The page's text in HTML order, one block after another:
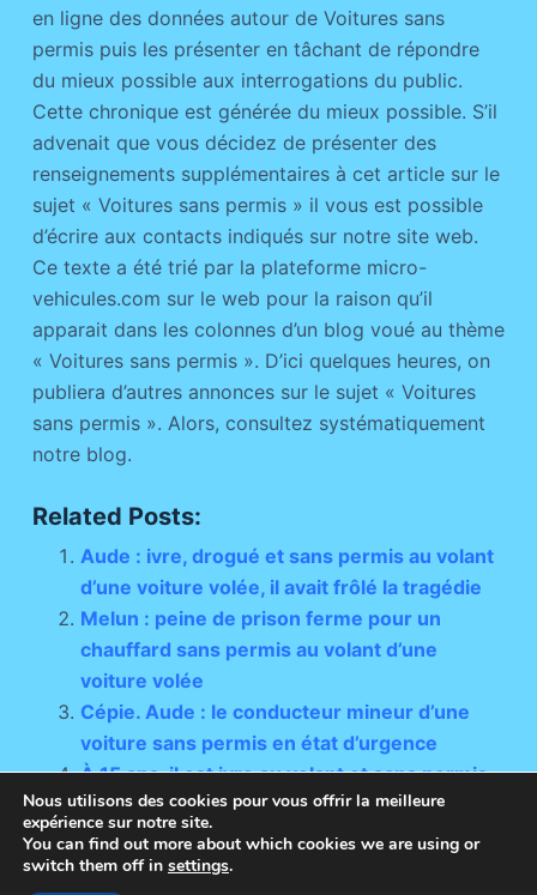
en ligne des données autour de Voitures sans
permis puis les présenter en tâchant de répondre
du mieux possible aux interrogations du public.
Cette chronique est générée du mieux possible. S’il
advenait que vous décidez de présenter des
renseignements supplémentaires à cet article sur le
sujet « Voitures sans permis » il vous est possible
d’écrire aux contacts indiqués sur notre site web.
Ce texte a été trié par la plateforme micro-
vehicules.com sur le web pour la raison qu’il
apparait dans les colonnes d’un blog voué au thème
« Voitures sans permis ». D’ici quelques heures, on
publiera d’autres annonces sur le sujet « Voitures
sans permis ». Alors, consultez systématiquement
notre blog.
Related Posts:
Aude : ivre, drogué et sans permis au volant
d’une voiture volée, il avait frôlé la tragédie
Melun : peine de prison ferme pour un
chauffard sans permis au volant d’une
voiture volée
Cépie. Aude : le conducteur mineur d’une
voiture sans permis en état d’urgence
À 15 ans, il est ivre au volant et sans permis
Nous utilisons des cookies pour vous offrir la meilleure
expérience sur notre site.
You can find out more about which cookies we are using or
switch them off in settings.